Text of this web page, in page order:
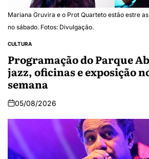
Mariana Gruvira e o Prot Quarteto estão estre
no sábado. Fotos: Divulgação.
CULTURA
Programação do Parque
jazz, oficinas e exposição
semana
05/08/2026